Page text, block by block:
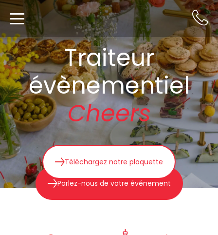
Traiteur
évènementiel
Cheers
Parlez-nous de votre événement
Téléchargez notre plaquette